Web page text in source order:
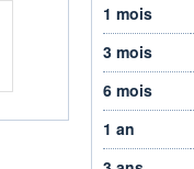
1 mois
3 mois
6 mois
1 an